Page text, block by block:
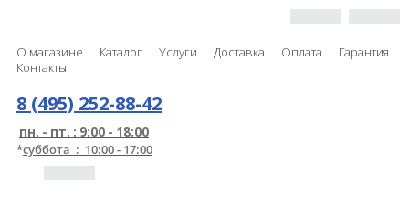
О магазине Каталог Услуги Доставка Оплата
Гарантия
Контакты
8 (495) 252-88-42
пн. - пт. : 9:00 - 18:00
*суббота : 10:00 - 17:00